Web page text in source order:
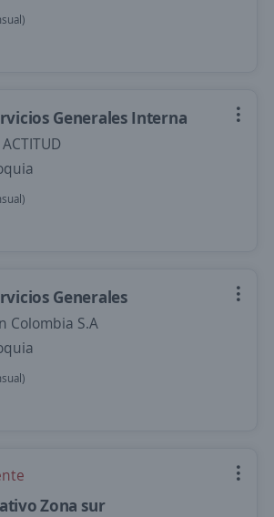
Generales Interna
Generales
Colombia S.A
Zona sur